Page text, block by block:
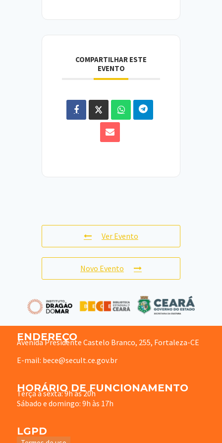
COMPARTILHAR ESTE
EVENTO
Ver Evento
Novo Evento
ENDEREÇO
Avenida Presidente Castelo Branco, 255, Fortaleza-CE
E-mail: bece@secult.ce.gov.br
HORÁRIO DE FUNCIONAMENTO
Terça à sexta: 9h às 20h
Sábado e domingo: 9h às 17h
LGPD